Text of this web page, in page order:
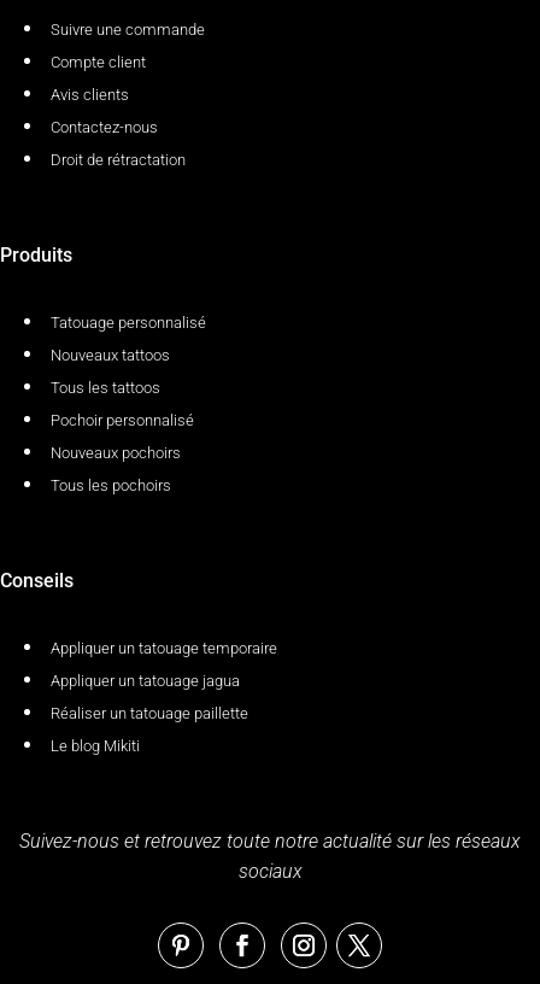
Suivre une commande
Compte client
Avis clients
Contactez-nous
Droit de rétractation
Produits
Tatouage personnalisé
Nouveaux tattoos
Tous les tattoos
Pochoir personnalisé
Nouveaux pochoirs
Tous les pochoirs
Conseils
Appliquer un tatouage temporaire
Appliquer un tatouage jagua
Réaliser un tatouage paillette
Le blog Mikiti
Suivez-nous et retrouvez toute notre actualité sur les réseaux
sociaux